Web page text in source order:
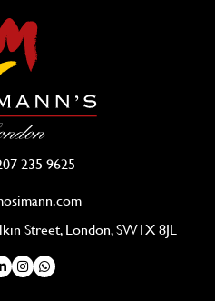
235 9625
Street, London, SW1X 8JL